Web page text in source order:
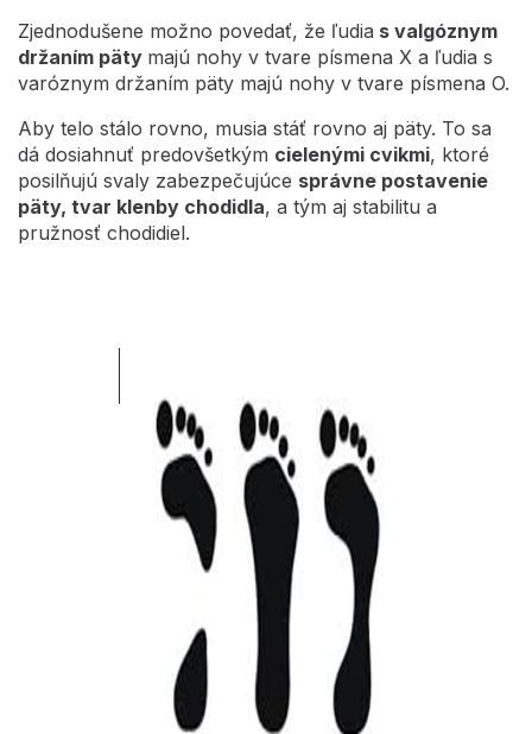
Zjednodušene možno povedať, že ľudia s valgóznym
držaním päty majú nohy v tvare písmena X a ľudia s
varóznym držaním päty majú nohy v tvare písmena O.
Aby telo stálo rovno, musia stáť rovno aj päty. To sa
dá dosiahnuť predovšetkým cielenými cvikmi, ktoré
posilňujú svaly zabezpečujúce správne postavenie
päty, tvar klenby chodidla, a tým aj stabilitu a
pružnosť chodidiel.